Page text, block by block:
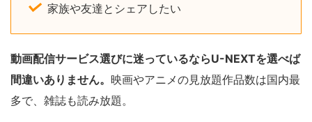
家族や友達とシェアしたい
動画配信サービス選びに迷っているならU-NEXTを選べば
間違いありません。 映画やアニメの見放題作品数は国内最
多で、雑誌も読み放題。